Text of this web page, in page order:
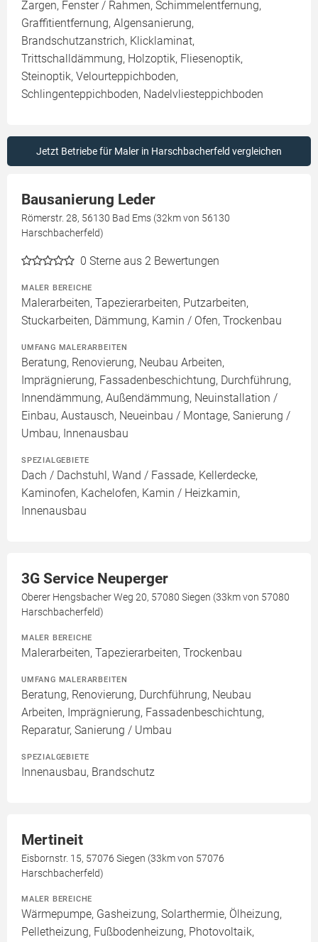
Zargen, Fenster / Rahmen, Schimmelentfernung,
Graffitientfernung, Algensanierung,
Brandschutzanstrich, Klicklaminat,
Trittschalldämmung, Holzoptik, Fliesenoptik,
Steinoptik, Velourteppichboden,
Schlingenteppichboden, Nadelvliesteppichboden
Jetzt Betriebe für Maler in Harschbacherfeld vergleichen
Bausanierung Leder
Römerstr. 28, 56130 Bad Ems (32km von 56130
Harschbacherfeld)
0 Sterne aus 2 Bewertungen
MALER BEREICHE
Malerarbeiten, Tapezierarbeiten, Putzarbeiten,
Stuckarbeiten, Dämmung, Kamin / Ofen, Trockenbau
UMFANG MALERARBEITEN
Beratung, Renovierung, Neubau Arbeiten,
Imprägnierung, Fassadenbeschichtung, Durchführung,
Innendämmung, Außendämmung, Neuinstallation /
Einbau, Austausch, Neueinbau / Montage, Sanierung /
Umbau, Innenausbau
SPEZIALGEBIETE
Dach / Dachstuhl, Wand / Fassade, Kellerdecke,
Kaminofen, Kachelofen, Kamin / Heizkamin,
Innenausbau
3G Service Neuperger
Oberer Hengsbacher Weg 20, 57080 Siegen (33km von 57080
Harschbacherfeld)
MALER BEREICHE
Malerarbeiten, Tapezierarbeiten, Trockenbau
UMFANG MALERARBEITEN
Beratung, Renovierung, Durchführung, Neubau
Arbeiten, Imprägnierung, Fassadenbeschichtung,
Reparatur, Sanierung / Umbau
SPEZIALGEBIETE
Innenausbau, Brandschutz
Mertineit
Eisbornstr. 15, 57076 Siegen (33km von 57076
Harschbacherfeld)
MALER BEREICHE
Wärmepumpe, Gasheizung, Solarthermie, Ölheizung,
Pelletheizung, Fußbodenheizung, Photovoltaik,